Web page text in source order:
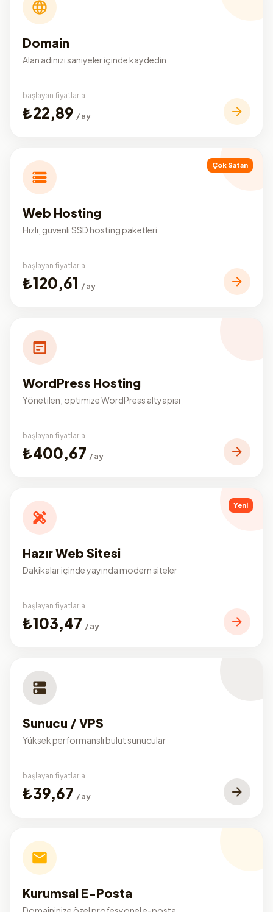
Domain
Alan adınızı saniyeler içinde kaydedin
başlayan fiyatlarla
₺22,89 / ay
Çok Satan
Web Hosting
Hızlı, güvenli SSD hosting paketleri
başlayan fiyatlarla
₺120,61 / ay
WordPress Hosting
Yönetilen, optimize WordPress altyapısı
başlayan fiyatlarla
₺400,67 / ay
Yeni
Hazır Web Sitesi
Dakikalar içinde yayında modern siteler
başlayan fiyatlarla
₺103,47 / ay
Sunucu / VPS
Yüksek performanslı bulut sunucular
başlayan fiyatlarla
₺39,67 / ay
Kurumsal E-Posta